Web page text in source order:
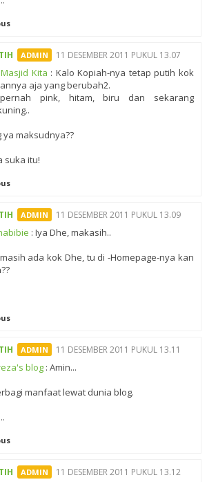
11 DESEMBER 2011 PUKUL 13.07
Kita : Kalo Kopiah-nya tetap putih kok
aja yang berubah2.
pink, hitam, biru dan sekarang
ya maksudnya??
suka itu!
11 DESEMBER 2011 PUKUL 13.09
: Iya Dhe, makasih..
ada kok Dhe, tu di -Homepage-nya kan
11 DESEMBER 2011 PUKUL 13.11
blog : Amin...
manfaat lewat dunia blog.
11 DESEMBER 2011 PUKUL 13.12